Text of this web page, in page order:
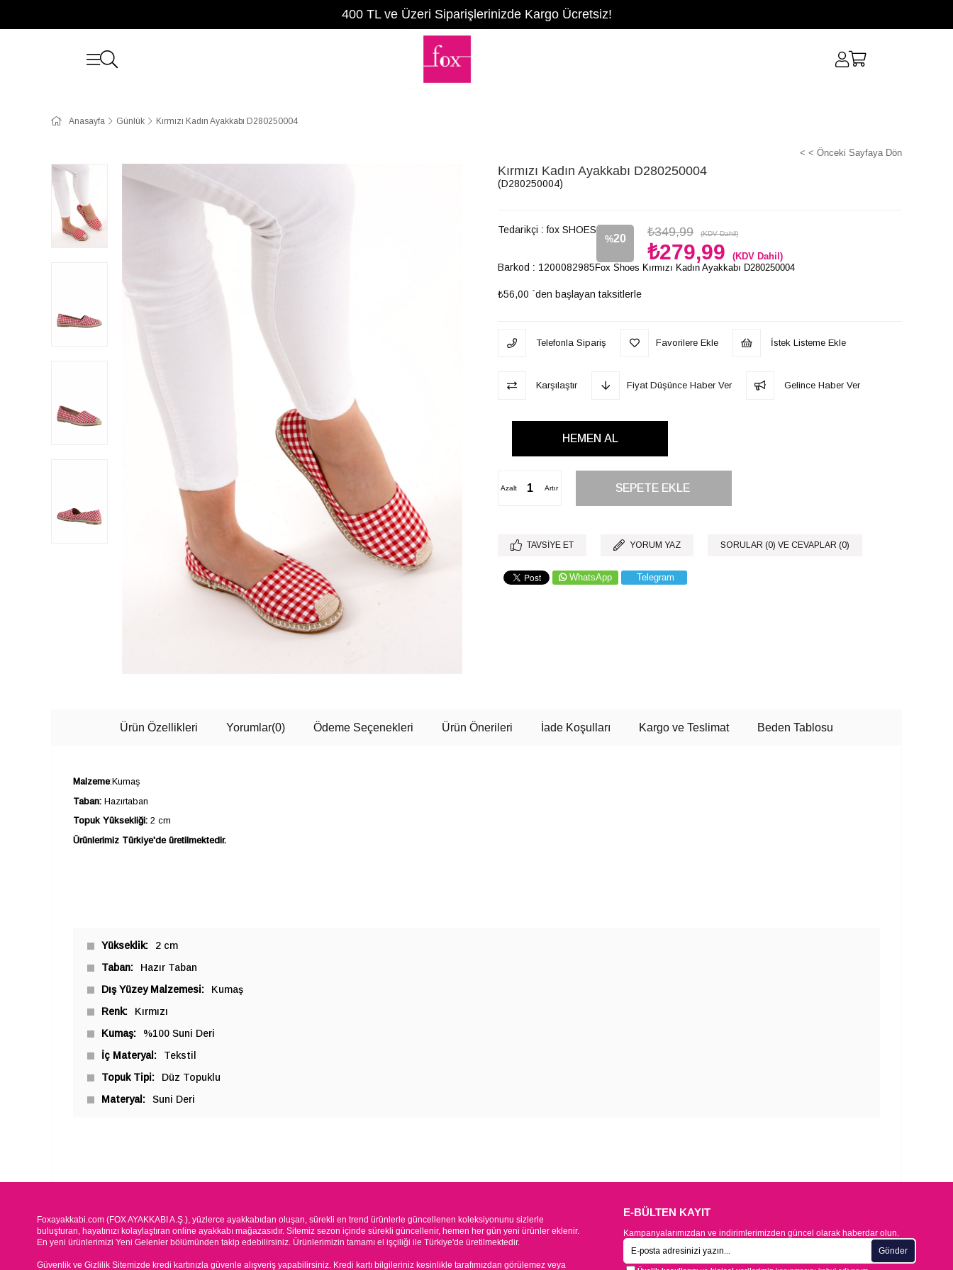
400 TL ve Üzeri Siparişlerinizde Kargo Ücretsiz!
Anasayfa Günlük Kırmızı Kadın Ayakkabı D280250004
< < Önceki Sayfaya Dön
Kırmızı Kadın Ayakkabı D280250004
(D280250004)
Tedarikçi : fox SHOES
%20
İndirim
₺349,99 (KDV Dahil)
₺279,99 (KDV Dahil)
Barkod : 1200082985
₺56,00 `den başlayan taksitlerle
Fox Shoes Kırmızı Kadın Ayakkabı D280250004
Telefonla Sipariş Favorilere Ekle İstek Listeme Ekle
Karşılaştır Fiyat Düşünce Haber Ver Gelince Haber Ver
Artır
Azalt
TAVSIYE ET YORUM YAZ SORULAR (0) VE CEVAPLAR (0)
WhatsApp Telegram
Ürün Özellikleri Yorumlar(0) Ödeme Seçenekleri Ürün Önerileri İade Koşulları Kargo ve Teslimat Beden Tablosu
Malzeme:Kumaş
Taban: Hazırtaban
Topuk Yüksekliği: 2 cm
Ürünlerimiz Türkiye'de üretilmektedir.
Yükseklik
2 cm
Taban
Hazır Taban
Dış Yüzey Malzemesi
Kumaş
Renk
Kırmızı
Kumaş
%100 Suni Deri
İç Materyal
Tekstil
Topuk Tipi
Düz Topuklu
Materyal
Suni Deri
Foxayakkabi.com (FOX AYAKKABI A.Ş.), yüzlerce ayakkabıdan oluşan, sürekli en trend ürünlerle güncellenen koleksiyonunu sizlerle
buluşturan, hayatınızı kolaylaştıran online ayakkabı mağazasıdır. Sitemiz sezon içinde sürekli güncellenir, hemen her gün yeni ürünler eklenir.
En yeni ürünlerimizi Yeni Gelenler bölümünden takip edebilirsiniz. Ürünlerimizin tamamı el işçiliği ile Türkiye'de üretilmektedir.
Güvenlik ve Gizlilik Sitemizde kredi kartınızla güvenle alışveriş yapabilirsiniz. Kredi kartı bilgileriniz kesinlikle tarafımızdan görülemez veya
E-BÜLTEN KAYIT
Kampanyalarımızdan ve indirimlerimizden güncel olarak haberdar olun.
Gönder